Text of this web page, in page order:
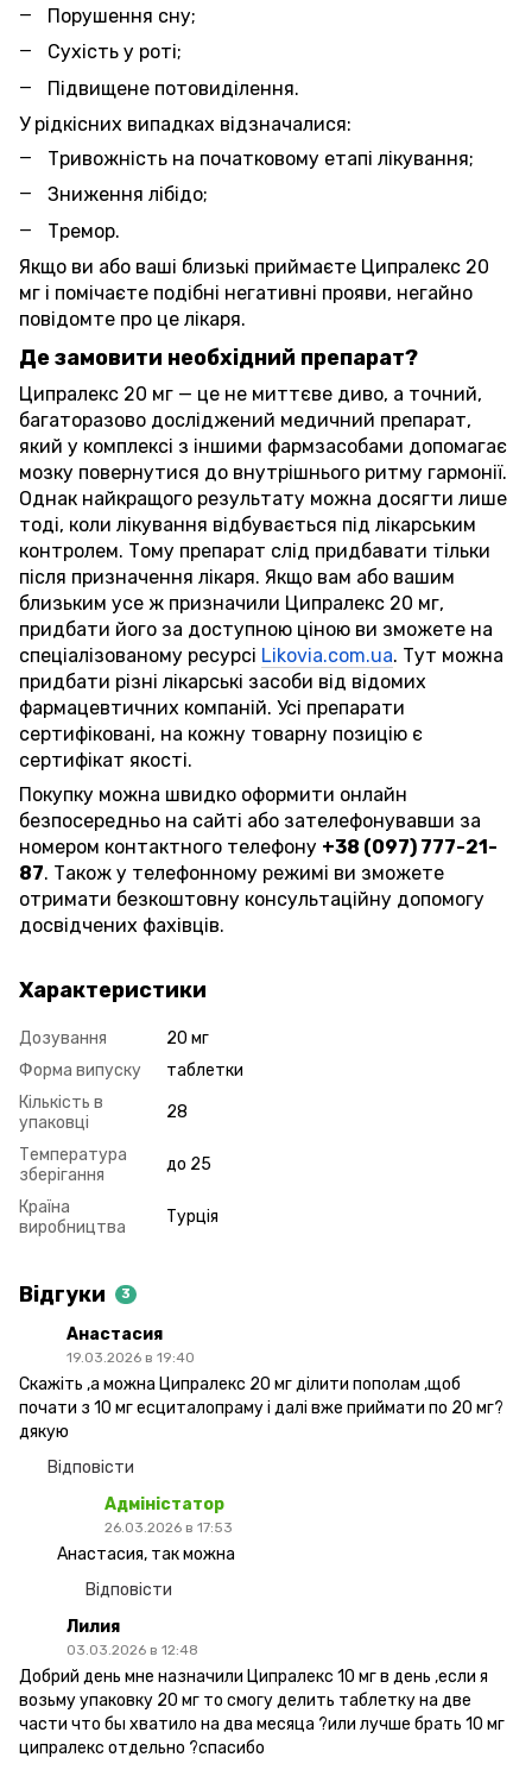
Порушення сну;
Сухість у роті;
Підвищене потовиділення.
У рідкісних випадках відзначалися:
Тривожність на початковому етапі лікування;
Зниження лібідо;
Тремор.
Якщо ви або ваші близькі приймаєте Ципралекс 20
мг і помічаєте подібні негативні прояви, негайно
повідомте про це лікаря.
Де замовити необхідний препарат?
Ципралекс 20 мг — це не миттєве диво, а точний,
багаторазово досліджений медичний препарат,
який у комплексі з іншими фармзасобами допомагає
мозку повернутися до внутрішнього ритму гармонії.
Однак найкращого результату можна досягти лише
тоді, коли лікування відбувається під лікарським
контролем. Тому препарат слід придбавати тільки
після призначення лікаря. Якщо вам або вашим
близьким усе ж призначили Ципралекс 20 мг,
придбати його за доступною ціною ви зможете на
спеціалізованому ресурсі Likovia.com.ua. Тут можна
придбати різні лікарські засоби від відомих
фармацевтичних компаній. Усі препарати
сертифіковані, на кожну товарну позицію є
сертифікат якості.
Покупку можна швидко оформити онлайн
безпосередньо на сайті або зателефонувавши за
номером контактного телефону +38 (097) 777-21-
87. Також у телефонному режимі ви зможете
отримати безкоштовну консультаційну допомогу
досвідчених фахівців.
Характеристики
Дозування
20 мг
Форма випуску
таблетки
Кількість в
упаковці
28
Температура
зберігання
до 25
Країна
виробництва
Турція
Відгуки 3
Анастасия
19.03.2026 в 19:40
Скажіть ,а можна Ципралекс 20 мг ділити пополам ,щоб
почати з 10 мг есциталопраму і далі вже приймати по 20 мг?
дякую
Відповісти
Адміністатор
26.03.2026 в 17:53
Анастасия, так можна
Відповісти
Лилия
03.03.2026 в 12:48
Добрий день мне назначили Ципралекс 10 мг в день ,если я
возьму упаковку 20 мг то смогу делить таблетку на две
части что бы хватило на два месяца ?или лучше брать 10 мг
ципралекс отдельно ?спасибо